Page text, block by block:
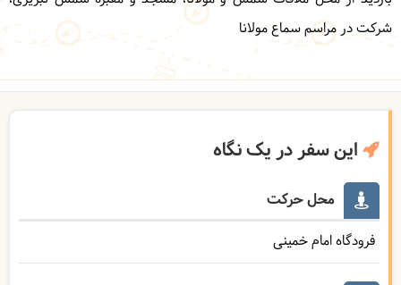
شرکت در مراسم سماع مولانا
این سفر در یک نگاه
محل حرکت
فرودگاه امام خمینی